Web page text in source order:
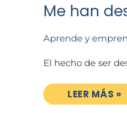
Me han
Aprende y
El hecho de ser
LEER MÁS »